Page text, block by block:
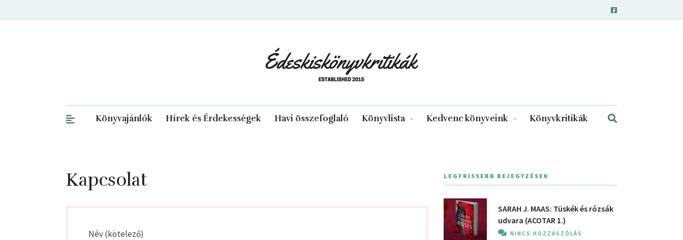
Könyvajánlók Hírek és Érdekességek Havi összefoglaló Könyvlista Kedvenc könyveink Könyvkritikák
Kapcsolat
Név (kötelező)
LEGFRISSEBB BEJEGYZÉSEK
SARAH J. MAAS: Tüskék és rózsák
udvara (ACOTAR 1.)
NINCS HOZZÁSZÓLÁS